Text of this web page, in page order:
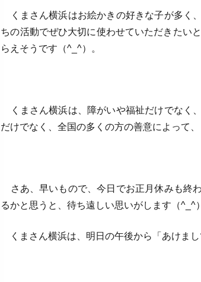
くまさん横浜はお絵かきの好きな子が多く
ちの活動でぜひ大切に使わせていただきたい
らえそうです（^_^）。
くまさん横浜は、障がいや福祉だけでなく
だけでなく、全国の多くの方の善意によって
さあ、早いもので、今日でお正月休みも終
るかと思うと、待ち遠しい思いがします（
くまさん横浜は、明日の午後から「あけま